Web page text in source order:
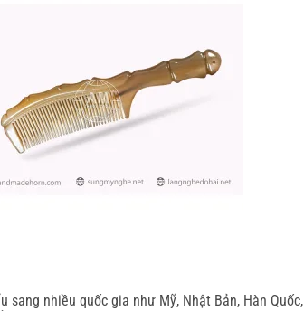
nhiều quốc gia như Mỹ, Nhật Bản, Hàn